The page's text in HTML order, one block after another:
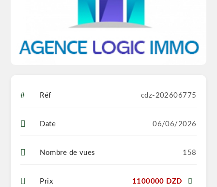
Réf cdz-202606775
Date 06/06/2026
Nombre de vues 158
Prix 1100000 DZD